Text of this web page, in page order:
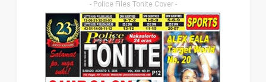
- Police Files Tonite Cover -